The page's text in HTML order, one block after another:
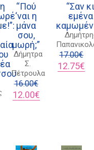
“Πού
‘ναι η
μάνα
σου,
μωρή;”
Δήμητρα
Σ.
Πέτρουλα
16.00€
Original
price
12.00€Η
τρέχουσα
“Σαν
εμένα
17.00€
Original
price
12.75€